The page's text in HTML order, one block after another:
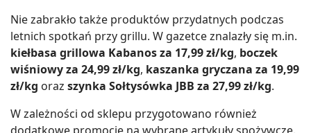
Nie zabrakło także produktów przydatnych podczas
letnich spotkań przy grillu. W gazetce znalazły się m.in.
kiełbasa grillowa Kabanos za 17,99 zł/kg, boczek
wiśniowy za 24,99 zł/kg, kaszanka gryczana za 19,99
zł/kg oraz szynka Sołtysówka JBB za 27,99 zł/kg.
W zależności od sklepu przygotowano również